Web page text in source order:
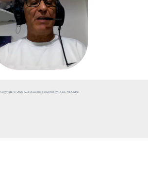
Copyright © 2026 ACTUCEDRE | Powered by S.EL MOUMNI